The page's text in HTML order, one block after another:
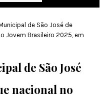
de São José de
Jovem Brasileiro 2025, em
de São José
nacional no